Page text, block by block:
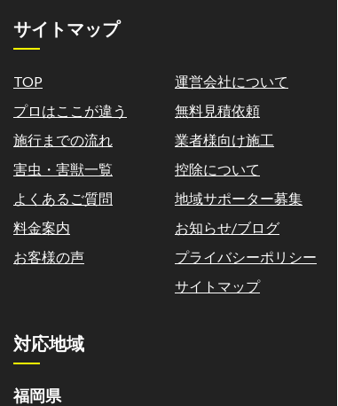
サイトマップ
TOP
プロはここが違う
施行までの流れ
害虫・害獣一覧
よくあるご質問
料金案内
お客様の声
運営会社について
無料見積依頼
業者様向け施工
控除について
地域サポーター募集
お知らせ/ブログ
プライバシーポリシー
サイトマップ
対応地域
福岡県